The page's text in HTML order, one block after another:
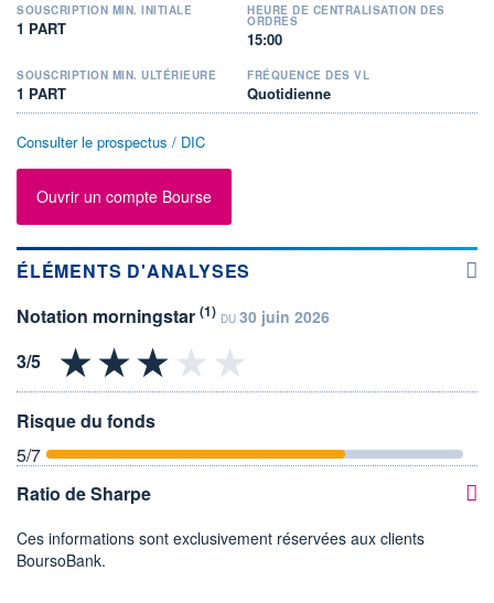
SOUSCRIPTION MIN. INITIALE
1 PART
HEURE DE CENTRALISATION DES
ORDRES
15:00
SOUSCRIPTION MIN. ULTÉRIEURE
1 PART
FRÉQUENCE DES VL
Quotidienne
Consulter le prospectus / DIC
Ouvrir un compte Bourse
ÉLÉMENTS D'ANALYSES
Notation morningstar (1) DU 30 juin 2026
Risque du fonds
5/7
Ratio de Sharpe
Ces informations sont exclusivement réservées aux clients
BoursoBank.